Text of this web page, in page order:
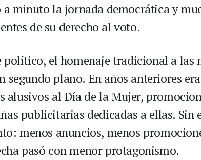
minuto la jornada democrática y
de su derecho al voto.
político, el homenaje tradicional a las
segundo plano. En años anteriores
alusivos al Día de la Mujer,
publicitarias dedicadas a ellas. Sin
menos anuncios, menos
pasó con menor protagonismo.